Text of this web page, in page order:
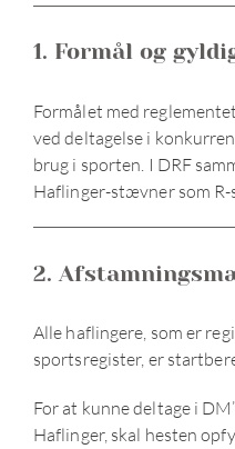
Sport og stævner
1. Formål og
Formålet med
ved deltagelse i
brug i sporten. I DRF
Haflinger-stævner som
2.
Alle haflingere, som er
sportsregister, er
For at kunne deltage i
Haflinger, skal hesten